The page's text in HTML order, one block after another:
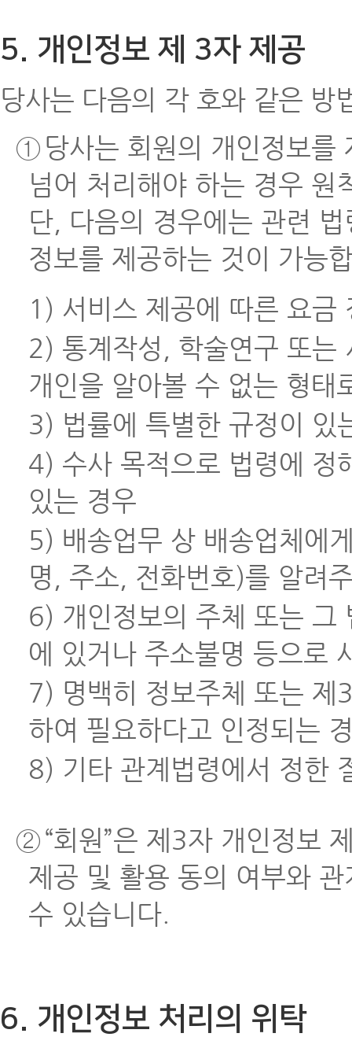
5. 개인정보 제 3자 제공
당사는 다음의 각 호와 같은 방
① 당사는 회원의 개인정보
넘어 처리해야 하는 경우 원
단, 다음의 경우에는 관련
정보를 제공하는 것이 가능
1) 서비스 제공에 따른 요금
2) 통계작성, 학술연구 또는
개인을 알아볼 수 없는 형태
3) 법률에 특별한 규정이 있
4) 수사 목적으로 법령에 정
있는 경우
5) 배송업무 상 배송업체에
명, 주소, 전화번호)를 알려
6) 개인정보의 주체 또는 그
에 있거나 주소불명 등으로
7) 명백히 정보주체 또는 제
하여 필요하다고 인정되는
8) 기타 관계법령에서 정한
②“회원”은 제3자 개인정보
제공 및 활용 동의 여부와
수 있습니다.
6. 개인정보 처리의 위탁